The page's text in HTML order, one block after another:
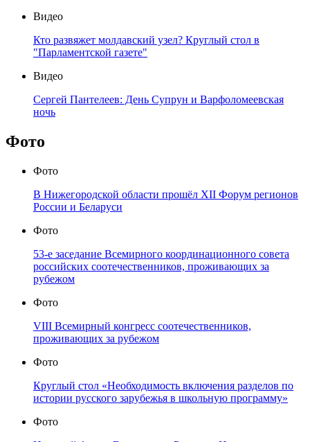
Видео
Кто развяжет молдавский узел? Круглый стол в
"Парламентской газете"
Видео
Сергей Пантелеев: День Супрун и Варфоломеевская
ночь
Фото
Фото
В Нижегородской области прошёл XII Форум регионов
России и Беларуси
Фото
53-е заседание Всемирного координационного совета
российских соотечественников, проживающих за
рубежом
Фото
VIII Всемирный конгресс соотечественников,
проживающих за рубежом
Фото
Круглый стол «Необходимость включения разделов по
истории русского зарубежья в школьную программу»
Фото